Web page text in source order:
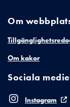
Om
Om kakor
Sociala
Instagram